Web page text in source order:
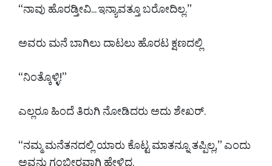
“ನಾವು ಹೊರಡ್ತೀವಿ... ಇನ್ಯಾವತ್ತೂ ಬರೋದಿಲ್ಲ.”
ಅವರು ಮನೆ ಬಾಗಿಲು ದಾಟಲು ಹೊರಟ ಕ್ಷಣದಲ್ಲಿ
“ನಿಂತ್ಕೊಳ್ಳಿ!”
ಎಲ್ಲರೂ ಹಿಂದೆ ತಿರುಗಿ ನೋಡಿದರು ಅದು ಶೇಖರ್.
“ನಮ್ಮ ಮನೆತನದಲ್ಲಿ ಯಾರು ಕೊಟ್ಟ ಮಾತನ್ನೂ ತಪ್ಪಿಲ್ಲ,” ಎಂದು